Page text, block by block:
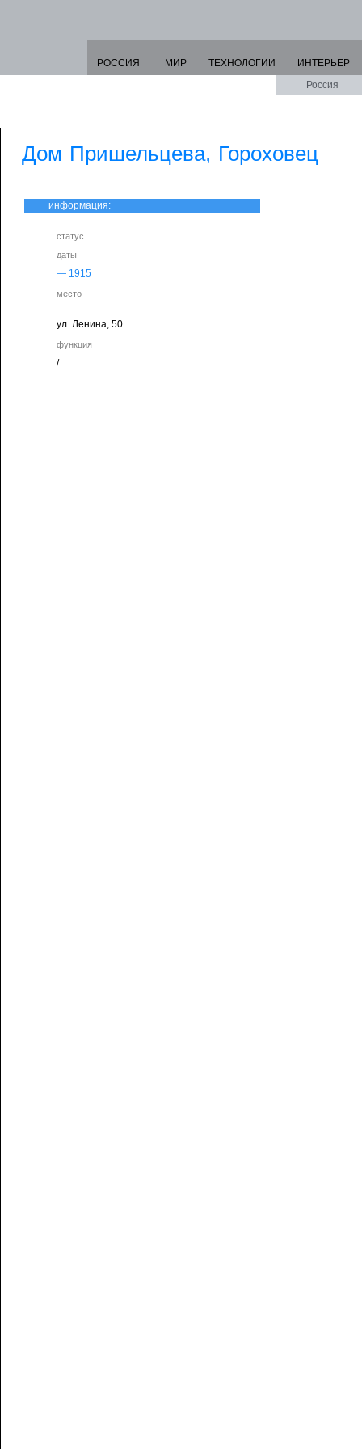
РОССИЯ МИР ТЕХНОЛОГИИ
ИНТЕРЬЕР
Россия
Дом Пришельцева, Гороховец
информация:
статус
даты
— 1915
место
ул. Ленина, 50
функция
/